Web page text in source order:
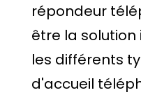
répondeur
être la solution
les différents
d'accueil